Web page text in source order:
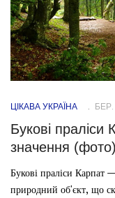
ЦІКАВА УКРАЇНА БЕР.
Букові праліси
значення (фото)
Букові праліси Карпат
природний об'єкт, що